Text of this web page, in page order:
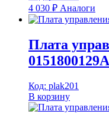
4 030 ₽ Аналоги
Плата
0151800129A
Код: plak201
В корзину